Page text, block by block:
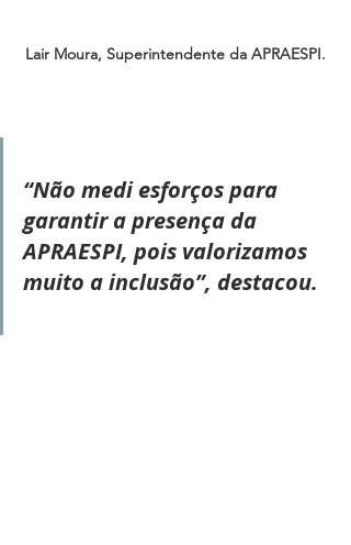
Lair Moura, Superintendente da APRAESPI.
“Não medi esforços para
garantir a presença da
APRAESPI, pois valorizamos
muito a inclusão”, destacou.